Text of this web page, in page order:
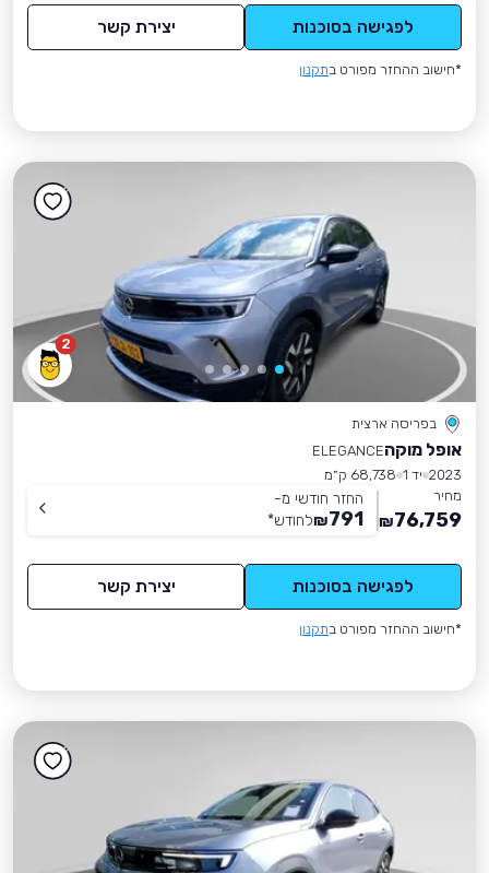
לפגישה בסוכנות יצירת קשר
*חישוב ההחזר מפורט בתקנון
2
בפריסה ארצית
אופל מוקהELEGANCE
2023 יד 1
68,738 ק״מ
מחיר
76,759
₪
החזר חודשי מ-
791
₪לחודש*
לפגישה בסוכנות יצירת קשר
*חישוב ההחזר מפורט בתקנון